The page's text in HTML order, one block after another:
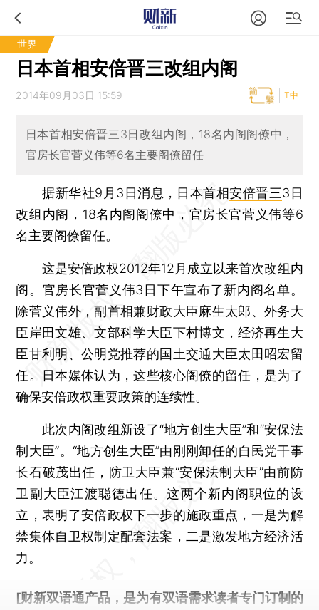
世界
日本首相安倍晋三改组内阁
2014年09月03日 15:59 T中
日本首相安倍晋三3日改组内阁，18名内阁阁僚中，
官房长官菅义伟等6名主要阁僚留任
据新华社9月3日消息，日本首相安倍晋三3日
改组内阁 ，18名内阁阁僚中，官房长官菅义伟等6
名主要阁僚留任。
这是安倍政权2012年12月成立以来首次改组内
阁。官房长官菅义伟3日下午宣布了新内阁名单。
除菅义伟外，副首相兼财政大臣麻生太郎、外务大
臣岸田文雄、文部科学大臣下村博文，经济再生大
臣甘利明、公明党推荐的国土交通大臣太田昭宏留
任。日本媒体认为，这些核心阁僚的留任，是为了
确保安倍政权重要政策的连续性。
此次内阁改组新设了“地方创生大臣”和“安保法
制大臣”。“地方创生大臣”由刚刚卸任的自民党干事
长石破茂出任，防卫大臣兼“安保法制大臣”由前防
卫副大臣江渡聪德出任。这两个新内阁职位的设
立，表明了安倍政权下一步的施政重点，一是为解
禁集体自卫权制定配套法案，二是激发地方经济活
力。
[财新双语通产品，是为有双语需求读者专门订制的